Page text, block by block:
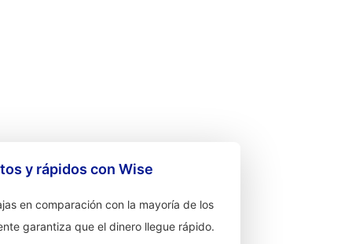
y rápidos con Wise
en comparación con la mayoría de los
garantiza que el dinero llegue rápido.